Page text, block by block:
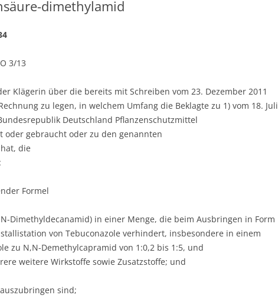
dimethylamid
3/13
Klägerin über die bereits mit Schreiben vom 23. Dezember 2011
zu legen, in welchem Umfang die Beklagte zu 1) vom 18. Juli
Deutschland Pflanzenschutzmittel
oder gebraucht oder zu den genannten
die
Formel
Dimethyldecanamid) in einer Menge, die beim Ausbringen in Form
von Tebuconazole verhindert, insbesondere in einem
zu N,N-Demethylcapramid von 1:0,2 bis 1:5, und
weitere Wirkstoffe sowie Zusatzstoffe; und
sind;